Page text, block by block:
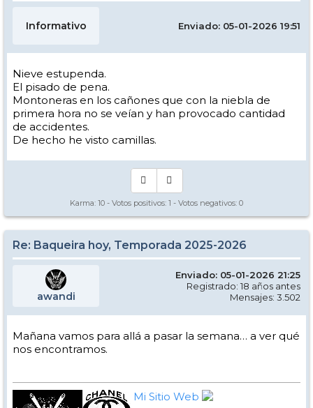
Informativo Enviado: 05-01-2026 19:51
Nieve estupenda.
El pisado de pena.
Montoneras en los cañones que con la niebla de
primera hora no se veían y han provocado cantidad
de accidentes.
De hecho he visto camillas.
Karma: 10 - Votos positivos: 1 - Votos negativos: 0
Re: Baqueira hoy, Temporada 2025-2026
awandi
Enviado: 05-01-2026 21:25
Registrado: 18 años antes
Mensajes: 3.502
Mañana vamos para allá a pasar la semana… a ver qué
nos encontramos.
Mi Sitio Web